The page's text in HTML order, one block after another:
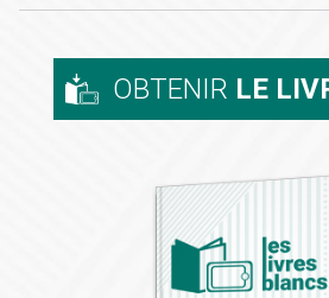
OBTENIR LE